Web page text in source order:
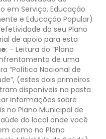
em Serviço, Educação
e Educação Popular)
do seu Plano
de apoio para esta
: - Leitura do “Plano
de uma
“Política Nacional de
(estes dois primeiros
disponíveis na pasta
informações sobre
no Plano Municipal de
do local onde você
como no Plano